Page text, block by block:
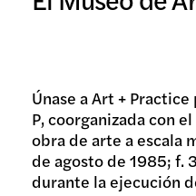
Únase a Art +
P, coorganizada con
obra de arte a escala
de agosto de 1985; f.
durante la ejecución